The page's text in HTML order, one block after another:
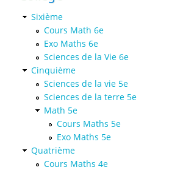
Sixième
Cours Math 6e
Exo Maths 6e
Sciences de la Vie 6e
Cinquième
Sciences de la vie 5e
Sciences de la terre 5e
Math 5e
Cours Maths 5e
Exo Maths 5e
Quatrième
Cours Maths 4e